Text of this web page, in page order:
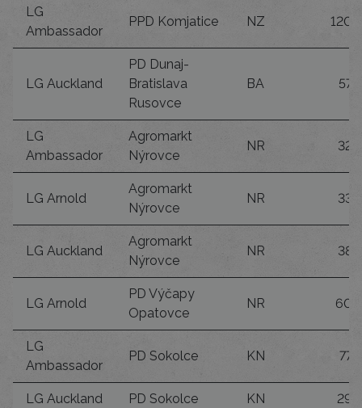
LG
Ambassador
PPD Komjatice NZ 120
LG Auckland
PD Dunaj-
Bratislava
Rusovce
BA 57
LG
Ambassador
Agromarkt
Nýrovce
NR 32
LG Arnold
Agromarkt
Nýrovce
NR 33
LG Auckland
Agromarkt
Nýrovce
NR 38
LG Arnold
PD Výčapy
Opatovce
NR 60
LG
Ambassador
PD Sokolce KN 77
LG Auckland PD Sokolce KN 29